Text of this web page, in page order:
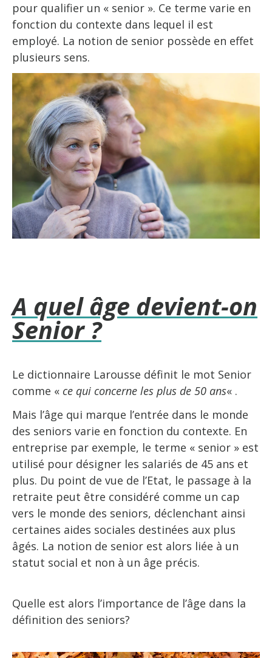
pour qualifier un « senior ». Ce terme varie en
fonction du contexte dans lequel il est
employé. La notion de senior possède en effet
plusieurs sens.
A quel âge devient-on
Senior ?
Le dictionnaire Larousse définit le mot Senior
comme « ce qui concerne les plus de 50 ans« .
Mais l’âge qui marque l’entrée dans le monde
des seniors varie en fonction du contexte. En
entreprise par exemple, le terme « senior » est
utilisé pour désigner les salariés de 45 ans et
plus. Du point de vue de l’Etat, le passage à la
retraite peut être considéré comme un cap
vers le monde des seniors, déclenchant ainsi
certaines aides sociales destinées aux plus
âgés. La notion de senior est alors liée à un
statut social et non à un âge précis.
Quelle est alors l’importance de l’âge dans la
définition des seniors?